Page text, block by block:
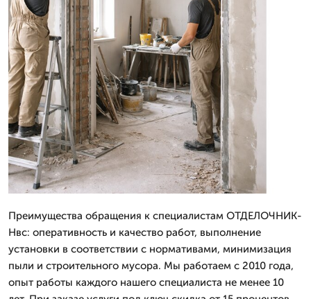
Преимущества обращения к специалистам ОТДЕЛОЧНИК-
Нвс: оперативность и качество работ, выполнение
установки в соответствии с нормативами, минимизация
пыли и строительного мусора. Мы работаем с 2010 года,
опыт работы каждого нашего специалиста не менее 10